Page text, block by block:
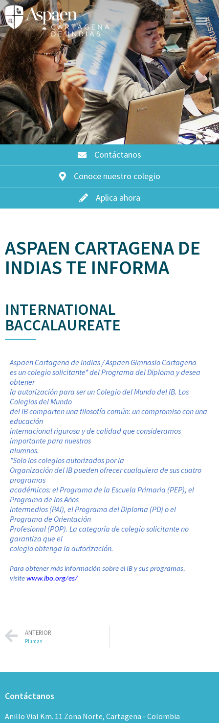
Contáctanos
Conoce nuestro colegio
Aplica ahora
ASPAEN CARTAGENA DE
INDIAS TE INFORMA
INTERNATIONAL
BACCALAUREATE
Aspaen Cartagena de Indias / Aspaen Gimnasio Cartagena
es un colegio solicitante* del Programa del Diploma y desea
obtener
la autorización para ser un Colegio del Mundo del IB. Los
Colegios del Mundo
del IB comparten una filosofía común: un compromiso con una
educación
internacional rigurosa y de calidad que consideramos
importante para nuestros
alumnos.
*Solo los colegios autorizados por la
Organización del IB pueden ofrecer cualquiera de sus cuatro
programas
académicos: el Programa de la Escuela Primaria (PEP), el
Programa de los Años
Intermedios (PAI), el Programa del Diploma (PD) o el
Programa de Orientación
Profesional (POP). La categoría de colegio solicitante no
garantiza que el
colegio obtenga la autorización.
Para obtener más información sobre el IB y sus programas,
visite www.ibo.org/es/
ANTERIOR
Plumas
Contáctanos
Anillo Vial Km. 11 Zona Norte, Cartagena - Colombia